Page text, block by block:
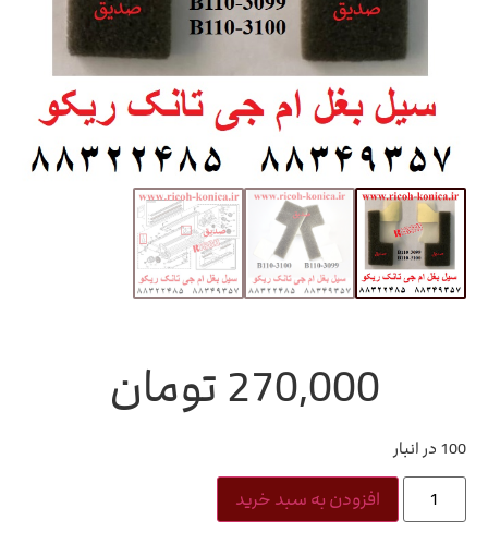
270,000 تومان
100 در انبار
افزودن به سبد خرید